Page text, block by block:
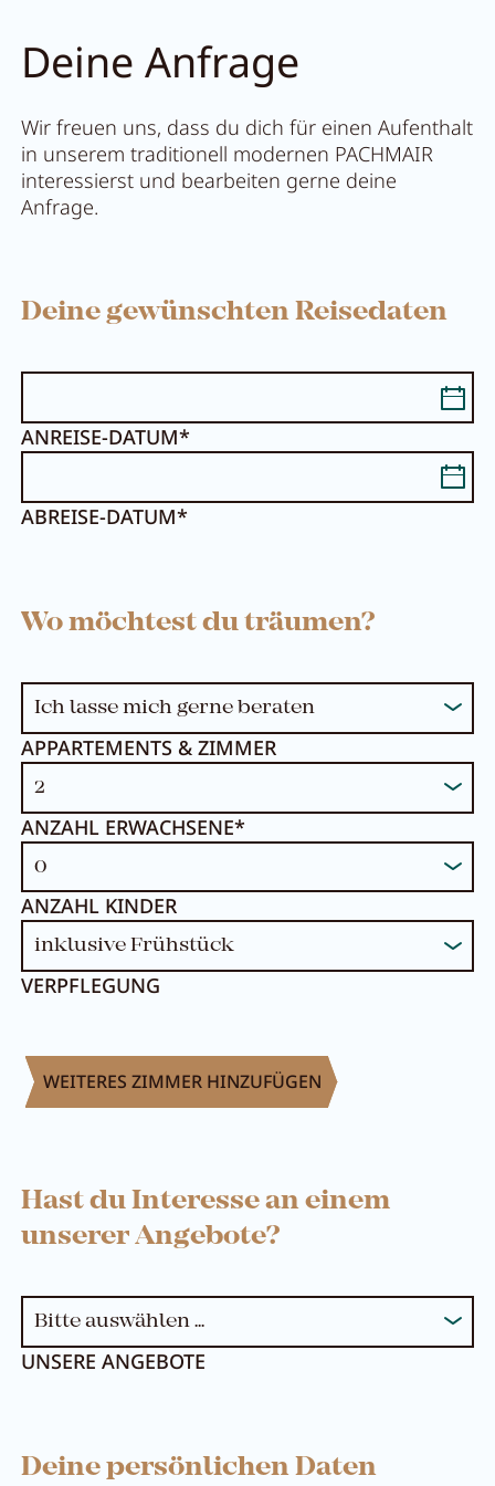
Deine Anfrage
Wir freuen uns, dass du dich für einen Aufenthalt
in unserem traditionell modernen PACHMAIR
interessierst und bearbeiten gerne deine
Anfrage.
Deine gewünschten Reisedaten
ANREISE-DATUM*
ABREISE-DATUM*
Wo möchtest du träumen?
APPARTEMENTS & ZIMMER
VERPFLEGUNG
ANZAHL ERWACHSENE*
ANZAHL KINDER
WEITERES ZIMMER HINZUFÜGEN
Hast du Interesse an einem
unserer Angebote?
UNSERE ANGEBOTE
Deine persönlichen Daten